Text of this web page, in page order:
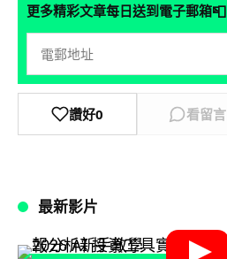
更多精彩文章每日送到電子郵箱📮
讚好0 看留言
最新影片